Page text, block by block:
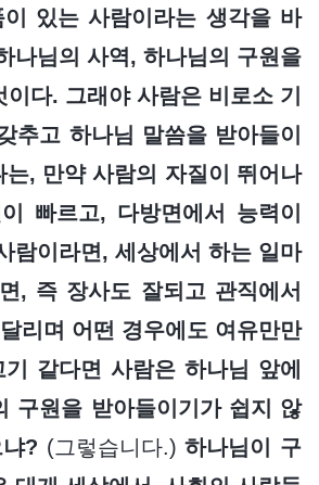
있는 사람이라는 생각을 바
나님의 사역, 하나님의 구원을
이다. 그래야 사람은 비로소 기
추고 하나님 말씀을 받아들이
, 만약 사람의 자질이 뛰어나
빠르고, 다방면에서 능력이
람이라면, 세상에서 하는 일마
, 즉 장사도 잘되고 관직에서
리며 어떤 경우에도 여유만만
같다면 사람은 하나님 앞에
구원을 받아들이기가 쉽지 않
? (그렇습니다.)하나님이 구